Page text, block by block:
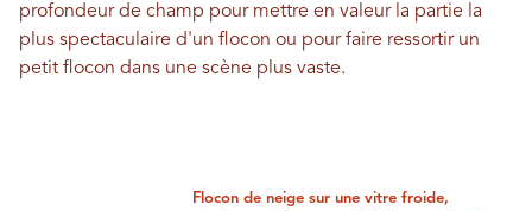
profondeur de champ pour mettre en valeur la partie la
plus spectaculaire d'un flocon ou pour faire ressortir un
petit flocon dans une scène plus vaste.
Flocon de neige sur une vitre froide,